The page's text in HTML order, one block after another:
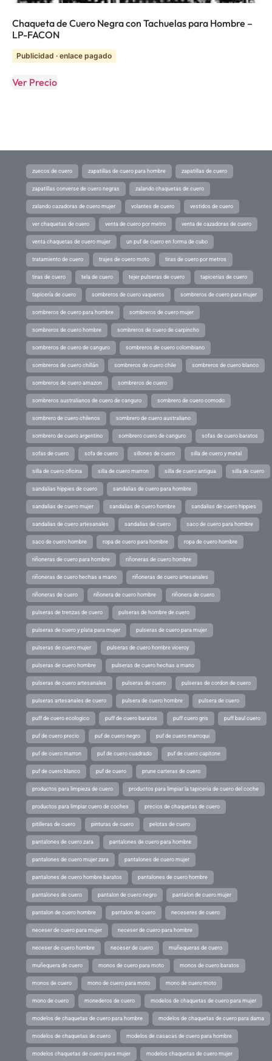
Chaqueta de Cuero Negra con Tachuelas para Hombre –
LP-FACON
Publicidad · enlace pagado
Ver Precio
zuecos de cuero zapatillas de cuero para hombre zapatillas de cuero
zapatillas converse de cuero negras zalando chaquetas de cuero
zalando cazadoras de cuero mujer volantes de cuero vestidos de cuero
ver chaquetas de cuero venta de cuero por metro venta de cazadoras de cuero
venta chaquetas de cuero mujer un puf de cuero en forma de cubo
tratamiento de cuero trajes de cuero moto tiras de cuero por metros
tiras de cuero tela de cuero tejer pulseras de cuero tapicerias de cuero
tapicería de cuero sombreros de cuero vaqueros sombreros de cuero para mujer
sombreros de cuero para hombre sombreros de cuero mujer
sombreros de cuero hombre sombreros de cuero de carpincho
sombreros de cuero de canguro sombreros de cuero colombiano
sombreros de cuero chillán sombreros de cuero chile sombreros de cuero blanco
sombreros de cuero amazon sombreros de cuero
sombreros australianos de cuero de canguro sombrero de cuero comodo
sombrero de cuero chilenos sombrero de cuero australiano
sombrero de cuero argentino sombrero cuero de canguro sofas de cuero baratos
sofas de cuero sofa de cuero sillones de cuero silla de cuero y metal
silla de cuero oficina silla de cuero marron silla de cuero antigua silla de cuero
sandalias hippies de cuero sandalias de cuero para hombre
sandalias de cuero mujer sandalias de cuero hombre sandalias de cuero hippies
sandalias de cuero artesanales sandalias de cuero saco de cuero para hombre
saco de cuero hombre ropa de cuero para hombre ropa de cuero hombre
riñoneras de cuero para hombre riñoneras de cuero hombre
riñoneras de cuero hechas a mano riñoneras de cuero artesanales
riñoneras de cuero riñonera de cuero hombre riñonera de cuero
pulseras de trenzas de cuero pulseras de hombre de cuero
pulseras de cuero y plata para mujer pulseras de cuero para mujer
pulseras de cuero mujer pulseras de cuero hombre viceroy
pulseras de cuero hombre pulseras de cuero hechas a mano
pulseras de cuero artesanales pulseras de cuero pulseras de cordon de cuero
pulseras artesanales de cuero pulsera de cuero hombre pulsera de cuero
puff de cuero ecologico puff de cuero baratos puff cuero gris puff baul cuero
puf de cuero precio puf de cuero negro puf de cuero marroqui
puf de cuero marron puf de cuero cuadrado puf de cuero capitone
puf de cuero blanco puf de cuero prune carteras de cuero
productos para limpieza de cuero productos para limpiar la tapiceria de cuero del coche
productos para limpiar cuero de coches precios de chaquetas de cuero
pitilleras de cuero pinturas de cuero pelotas de cuero
pantalones de cuero zara pantalones de cuero para hombre
pantalones de cuero mujer zara pantalones de cuero mujer
pantalones de cuero hombre baratos pantalones de cuero hombre
pantalones de cuero pantalon de cuero negro pantalon de cuero mujer
pantalon de cuero hombre pantalon de cuero neceseres de cuero
neceser de cuero para mujer neceser de cuero para hombre
neceser de cuero hombre neceser de cuero muñequeras de cuero
muñequera de cuero monos de cuero para moto monos de cuero baratos
monos de cuero mono de cuero para moto mono de cuero moto
mono de cuero monederos de cuero modelos de chaquetas de cuero para mujer
modelos de chaquetas de cuero para hombre modelos de chaquetas de cuero para dama
modelos de chaquetas de cuero modelos de casacas de cuero para hombre
modelos chaquetas de cuero para mujer modelos chaquetas de cuero mujer